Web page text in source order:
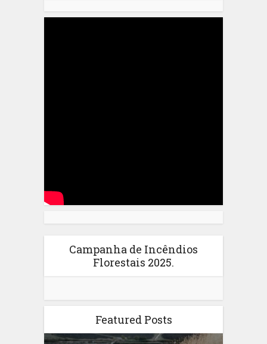
Campanha de Incêndios
Florestais 2025.
Featured Posts